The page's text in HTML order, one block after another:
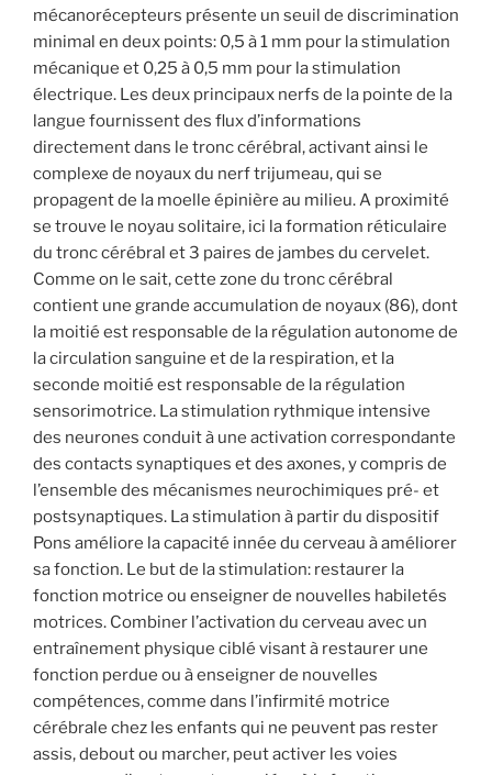
mécanorécepteurs présente un seuil de discrimination
minimal en deux points: 0,5 à 1 mm pour la stimulation
mécanique et 0,25 à 0,5 mm pour la stimulation
électrique. Les deux principaux nerfs de la pointe de la
langue fournissent des flux d’informations
directement dans le tronc cérébral, activant ainsi le
complexe de noyaux du nerf trijumeau, qui se
propagent de la moelle épinière au milieu. A proximité
se trouve le noyau solitaire, ici la formation réticulaire
du tronc cérébral et 3 paires de jambes du cervelet.
Comme on le sait, cette zone du tronc cérébral
contient une grande accumulation de noyaux (86), dont
la moitié est responsable de la régulation autonome de
la circulation sanguine et de la respiration, et la
seconde moitié est responsable de la régulation
sensorimotrice. La stimulation rythmique intensive
des neurones conduit à une activation correspondante
des contacts synaptiques et des axones, y compris de
l’ensemble des mécanismes neurochimiques pré- et
postsynaptiques. La stimulation à partir du dispositif
Pons améliore la capacité innée du cerveau à améliorer
sa fonction. Le but de la stimulation: restaurer la
fonction motrice ou enseigner de nouvelles habiletés
motrices. Combiner l’activation du cerveau avec un
entraînement physique ciblé visant à restaurer une
fonction perdue ou à enseigner de nouvelles
compétences, comme dans l’infirmité motrice
cérébrale chez les enfants qui ne peuvent pas rester
assis, debout ou marcher, peut activer les voies